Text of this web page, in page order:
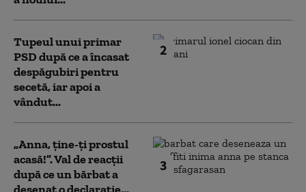
2
Tupeul unui primar
PSD după ce a încasat
despăgubiri pentru
secetă, iar apoi a
vândut...
3
„Anna, ţine-ţi prostul
acasă!”. Val de reacții
după ce un bărbat a